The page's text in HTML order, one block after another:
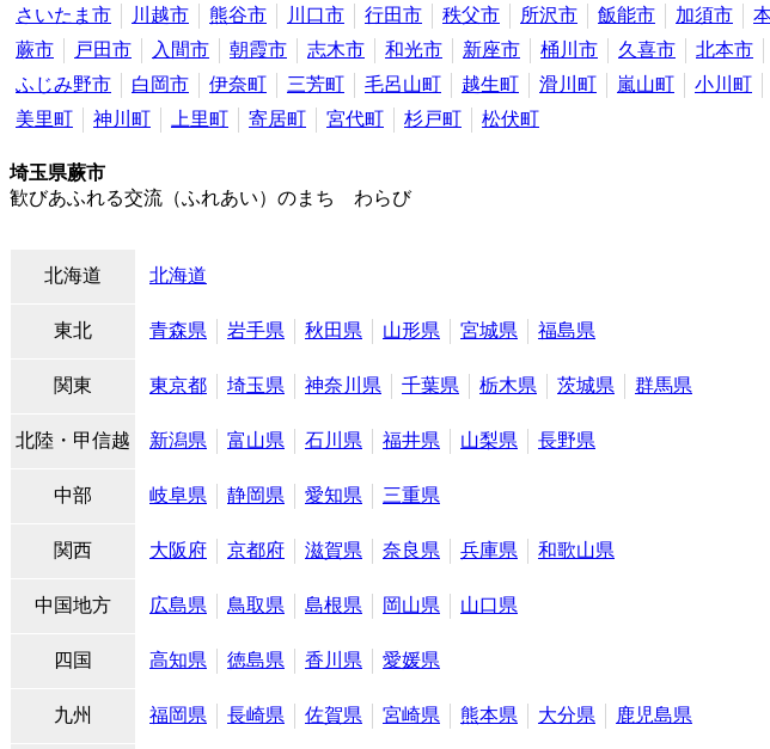
さいたま市 川越市 熊谷市 川口市 行田市 秩父市 所沢市 飯能市 加須市
蕨市
戸田市 入間市 朝霞市 志木市 和光市 新座市 桶川市 久喜市 北本市
ふじみ野市
白岡市 伊奈町 三芳町 毛呂山町 越生町 滑川町 嵐山町 小川町
美里町
神川町 上里町 寄居町 宮代町 杉戸町 松伏町
埼玉県蕨市
歓びあふれる交流（ふれあい）のまち わらび
北海道 北海道
東北 青森県 岩手県 秋田県 山形県 宮城県 福島県
関東 東京都 埼玉県 神奈川県 千葉県 栃木県 茨城県 群馬県
北陸・甲信越 新潟県 富山県 石川県 福井県 山梨県 長野県
中部 岐阜県 静岡県 愛知県 三重県
関西 大阪府 京都府 滋賀県 奈良県 兵庫県 和歌山県
中国地方 広島県 鳥取県 島根県 岡山県 山口県
四国 高知県 徳島県 香川県 愛媛県
九州 福岡県 長崎県 佐賀県 宮崎県 熊本県 大分県 鹿児島県